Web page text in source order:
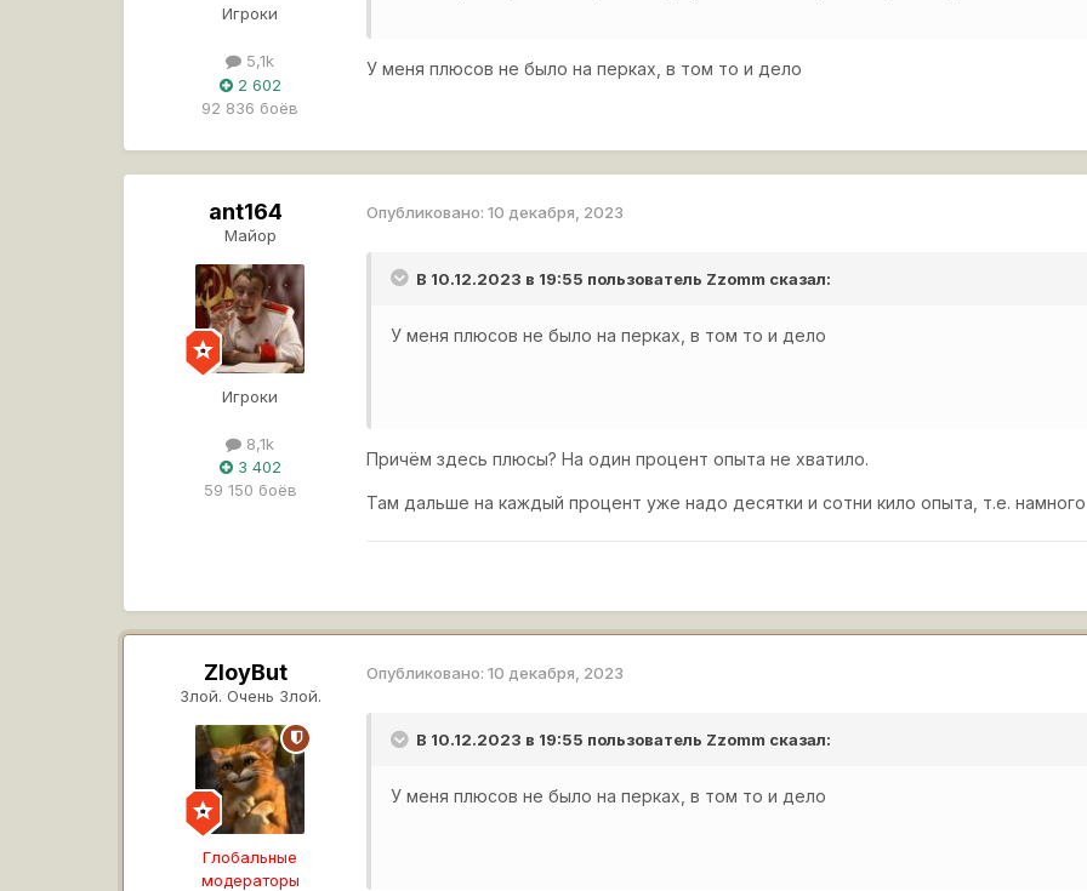
Игроки
5,1k
2 602
92 836 боёв
У меня плюсов не было на перках, в том то и дело
ant164
Майор
Игроки
8,1k
3 402
59 150 боёв
Опубликовано:10 декабря, 2023
В 10.12.2023 в 19:55 пользователь Zzomm сказал:
У меня плюсов не было на перках, в том то и дело
Причём здесь плюсы? На один процент опыта не хватило.
Там дальше на каждый процент уже надо десятки и сотни кило опыта, т.е.
ZloyBut
Злой. Очень Злой.
Глобальные
модераторы
Опубликовано:10 декабря, 2023
В 10.12.2023 в 19:55 пользователь Zzomm сказал:
У меня плюсов не было на перках, в том то и дело